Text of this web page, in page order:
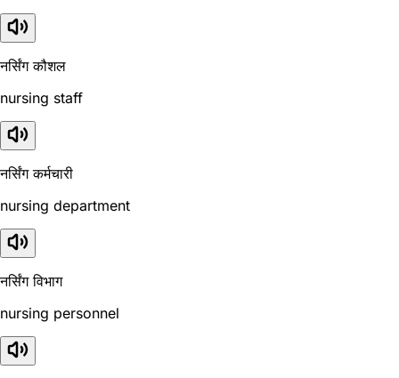
नर्सिंग कौशल
nursing staff
नर्सिंग कर्मचारी
nursing department
नर्सिंग विभाग
nursing personnel